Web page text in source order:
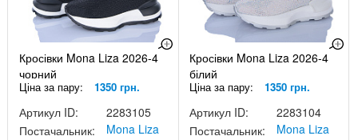
Кросівки Mona Liza 2026-4
чорний
Ціна за пару: 1350 грн.
Артикул ID:
2283105
Постачальник:
Mona Liza
Кросівки Mona Liza 2026-4
білий
Ціна за пару: 1350 грн.
Артикул ID:
2283104
Постачальник:
Mona Liza